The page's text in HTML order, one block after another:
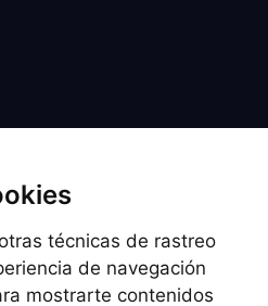
técnicas de rastreo
de navegación
mostrarte contenidos